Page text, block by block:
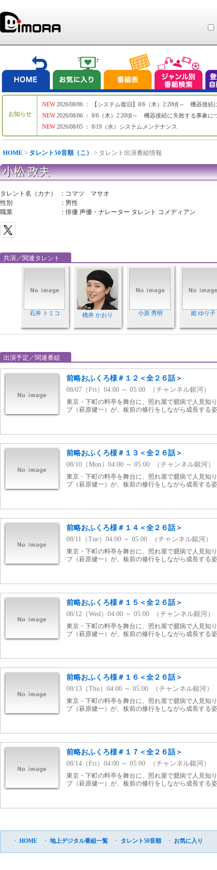
お知らせ
NEW
NEW
NEW
2026/08/06 ： 【システム復旧】8/6（木）2:20頃～ 機器接続
2026/08/06 ： 8/6（木）2:20頃～ 機器接続に失敗する事象に
2026/08/05 ： 8/19（水）システムメンテナンス
HOME > タレント50音順（こ） > タレント出演番組情報
小松 政夫
タレント名（カナ） ： コマツ マサオ
性別
： 男性
職業
：俳優 声優・ナレーター タレント コメディアン
共演／関連タレント
石井 トミコ 桃井 かおり 小原 秀明 姫 ゆり子
出演予定／関連番組
前略おふくろ様＃１２＜全２６話＞
08/07（Fri）04:00 ～ 05:00 （チャンネル銀河）
東京・下町の料亭を舞台に、照れ屋で臆病で人見知
ブ（萩原健一）が、板前の修行をしながら成長する
前略おふくろ様＃１３＜全２６話＞
08/10（Mon）04:00 ～ 05:00 （チャンネル銀河）
東京・下町の料亭を舞台に、照れ屋で臆病で人見知
ブ（萩原健一）が、板前の修行をしながら成長する
前略おふくろ様＃１４＜全２６話＞
08/11（Tue）04:00 ～ 05:00 （チャンネル銀河）
東京・下町の料亭を舞台に、照れ屋で臆病で人見知
ブ（萩原健一）が、板前の修行をしながら成長する
前略おふくろ様＃１５＜全２６話＞
08/12（Wed）04:00 ～ 05:00 （チャンネル銀河）
東京・下町の料亭を舞台に、照れ屋で臆病で人見知
ブ（萩原健一）が、板前の修行をしながら成長する
前略おふくろ様＃１６＜全２６話＞
08/13（Thu）04:00 ～ 05:00 （チャンネル銀河）
東京・下町の料亭を舞台に、照れ屋で臆病で人見知
ブ（萩原健一）が、板前の修行をしながら成長する
前略おふくろ様＃１７＜全２６話＞
08/14（Fri）04:00 ～ 05:00 （チャンネル銀河）
東京・下町の料亭を舞台に、照れ屋で臆病で人見知
ブ（萩原健一）が、板前の修行をしながら成長する
・ HOME ・ 地上デジタル番組一覧 ・ タレント50音順 ・ お気に入り